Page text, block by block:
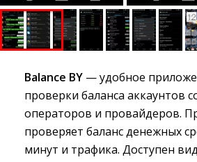
Balance BY — удобное
проверки баланса аккаунтов
операторов и провайдеров.
проверяет баланс денежных
минут и трафика. Доступен